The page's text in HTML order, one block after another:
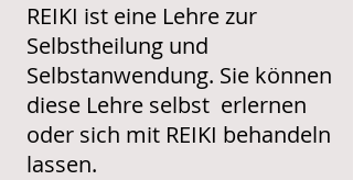
REIKI ist eine Lehre zur
Selbstheilung und
Selbstanwendung. Sie können
diese Lehre selbst erlernen
oder sich mit REIKI behandeln
lassen.